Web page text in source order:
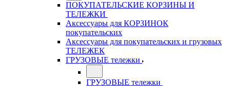
ПОКУПАТЕЛЬСКИЕ КОРЗИНЫ И
ТЕЛЕЖКИ
Аксессуары для КОРЗИНОК
покупательских
Аксессуары для покупательских и грузовых
ТЕЛЕЖЕК
ГРУЗОВЫЕ тележки
ГРУЗОВЫЕ тележки